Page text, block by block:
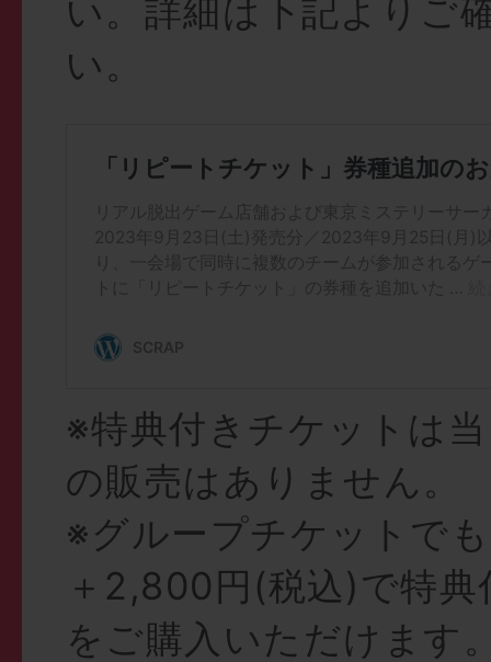
い。詳細は下記よりご
い。
※特典付きチケットは
の販売はありません。
※グループチケットで
＋2,800円(税込)で特
をご購入いただけます